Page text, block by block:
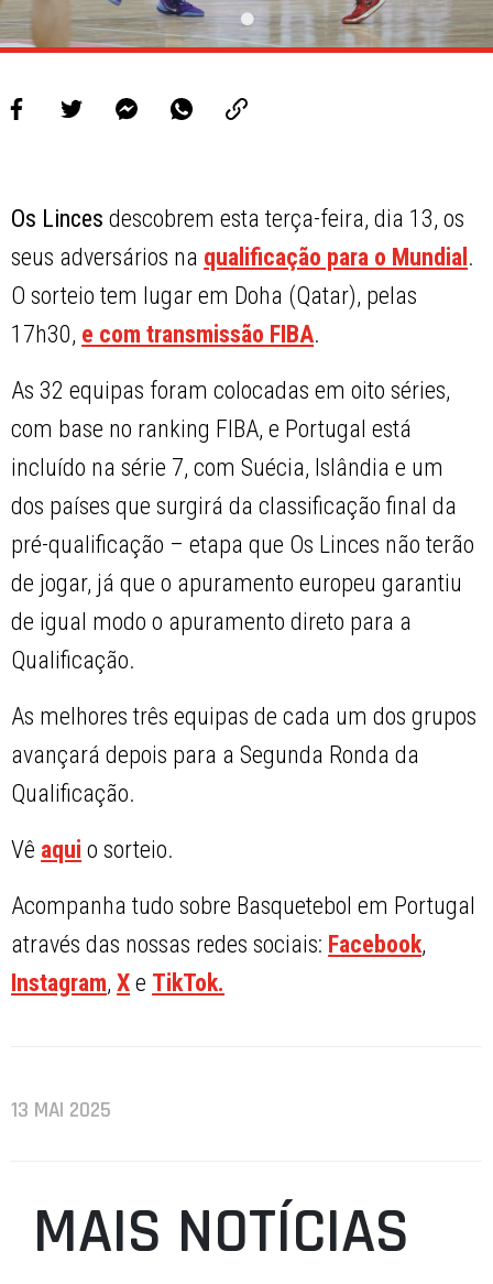
Os Linces descobrem esta terça-feira, dia 13, os
seus adversários na qualificação para o Mundial .
O sorteio tem lugar em Doha (Qatar), pelas
17h30, e com transmissão FIBA.
As 32 equipas foram colocadas em oito séries,
com base no ranking FIBA, e Portugal está
incluído na série 7, com Suécia, Islândia e um
dos países que surgirá da classificação final da
pré-qualificação – etapa que Os Linces não terão
de jogar, já que o apuramento europeu garantiu
de igual modo o apuramento direto para a
Qualificação.
As melhores três equipas de cada um dos grupos
avançará depois para a Segunda Ronda da
Qualificação.
Vê aqui o sorteio.
Acompanha tudo sobre Basquetebol em Portugal
através das nossas redes sociais: Facebook,
Instagram,X e TikTok.
13 MAI 2025
MAIS NOTÍCIAS